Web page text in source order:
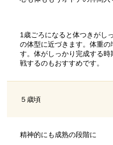
1歳ごろになると体つきがし
の体型に近づきます。体重
す。体がしっかり完成する
戦するのもおすすめです。
５歳頃
精神的にも成熟の段階に